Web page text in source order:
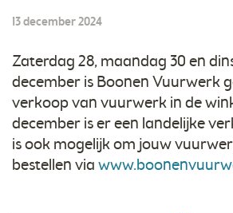
13 december 2024
Zaterdag 28, maandag 30 en
december is Boonen Vuurwerk
verkoop van vuurwerk in de
december is er een landelijke
is ook mogelijk om jouw
bestellen via